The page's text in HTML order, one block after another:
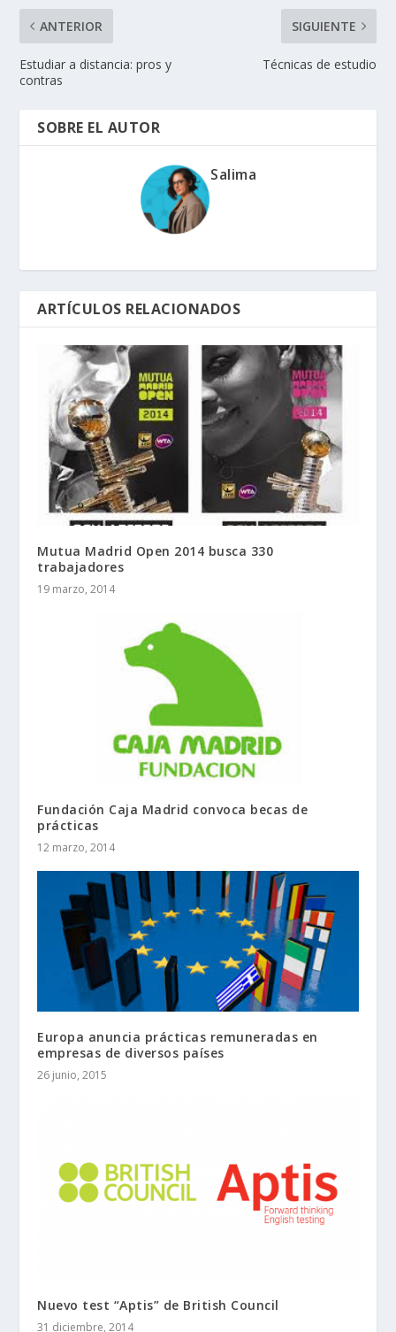
ANTERIOR
Estudiar a distancia: pros y
contras
SIGUIENTE
Técnicas de estudio
SOBRE EL AUTOR
Salima
ARTÍCULOS RELACIONADOS
Mutua Madrid Open 2014 busca 330
trabajadores
19 marzo, 2014
Fundación Caja Madrid convoca becas de
prácticas
12 marzo, 2014
Europa anuncia prácticas remuneradas en
empresas de diversos países
26 junio, 2015
Nuevo test “Aptis” de British Council
31 diciembre, 2014